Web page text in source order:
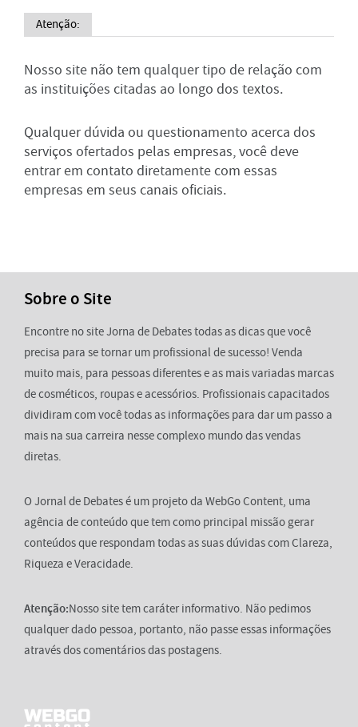
Atenção:
Nosso site não tem qualquer tipo de relação com
as instituições citadas ao longo dos textos.
Qualquer dúvida ou questionamento acerca dos
serviços ofertados pelas empresas, você deve
entrar em contato diretamente com essas
empresas em seus canais oficiais.
Sobre o Site
Encontre no site Jorna de Debates todas as dicas que você
precisa para se tornar um profissional de sucesso! Venda
muito mais, para pessoas diferentes e as mais variadas marcas
de cosméticos, roupas e acessórios. Profissionais capacitados
dividiram com você todas as informações para dar um passo a
mais na sua carreira nesse complexo mundo das vendas
diretas.
O Jornal de Debates é um projeto da WebGo Content, uma
agência de conteúdo que tem como principal missão gerar
conteúdos que respondam todas as suas dúvidas com Clareza,
Riqueza e Veracidade.
Atenção:Nosso site tem caráter informativo. Não pedimos
qualquer dado pessoa, portanto, não passe essas informações
através dos comentários das postagens.